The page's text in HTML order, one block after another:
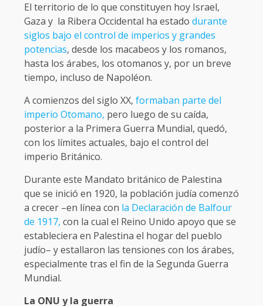
El territorio de lo que constituyen hoy Israel,
Gaza y la Ribera Occidental ha estado durante
siglos bajo el control de imperios y grandes
potencias, desde los macabeos y los romanos,
hasta los árabes, los otomanos y, por un breve
tiempo, incluso de Napoléon.
A comienzos del siglo XX, formaban parte del
imperio Otomano, pero luego de su caída,
posterior a la Primera Guerra Mundial, quedó,
con los límites actuales, bajo el control del
imperio Británico.
Durante este Mandato británico de Palestina
que se inició en 1920, la población judía comenzó
a crecer –en línea con la Declaración de Balfour
de 1917, con la cual el Reino Unido apoyo que se
estableciera en Palestina el hogar del pueblo
judío– y estallaron las tensiones con los árabes,
especialmente tras el fin de la Segunda Guerra
Mundial.
La ONU y la guerra